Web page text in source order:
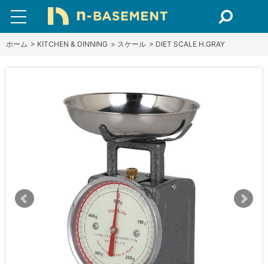
ホーム > KITCHEN & DINNING > スケール > DIET SCALE H.GRAY